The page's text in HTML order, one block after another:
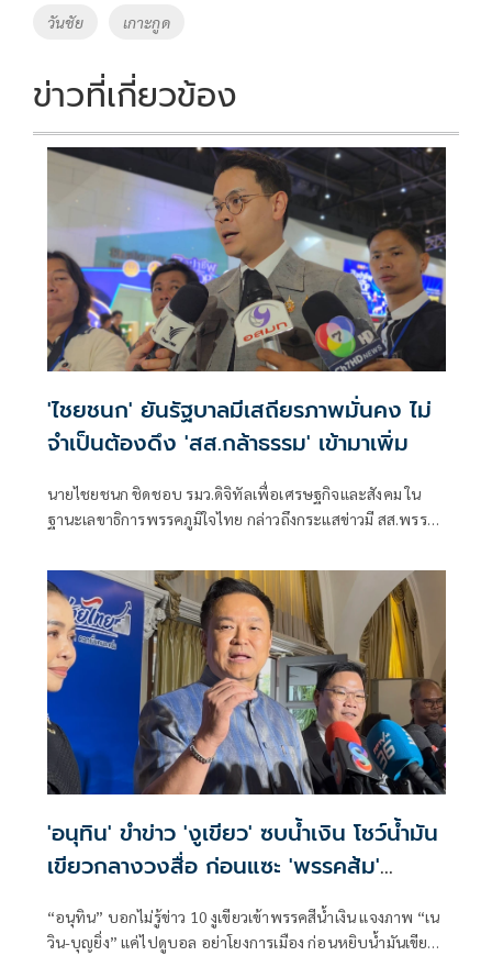
k k
วันชัย เกาะกูด
ข่าวที่เกี่ยวข้อง
'ไชยชนก' ยันรัฐบาลมีเสถียรภาพมั่นคง ไม่
จำเป็นต้องดึง 'สส.กล้าธรรม' เข้ามาเพิ่ม
นายไชยชนก ชิดชอบ รมว.ดิจิทัลเพื่อเศรษฐกิจและสังคม ใน
ฐานะเลขาธิการพรรคภูมิใจไทย กล่าวถึงกระแสข่าวมี สส.พรรค
พรรค กธ. จะย้ายไปอยู่กับพรรคภูมิใจไทยในการเลือกตั้งครั้ง
หน้า และเพื่อเติมเสียงให้รัฐบาล ว่า รัฐบาลมีเสถียรภาพและมี
ความมั่นคงมากๆ ไม่ใช่แค่เพียงพรรคเรา แต่เรายังมีพรรคร่วม
รัฐบาลเป็นพันธมิตร เพราะฉะนั้นในเรื่องเสถียรภาพตนคิดว่ามี
ส่วนที่มีการถามเมื่อสักครู่ว่ามีการเติมเสียงนั้นตนไม่ได้ยิน
'อนุทิน' ขำข่าว 'งูเขียว' ซบน้ำเงิน โชว์น้ำมัน
เขียวกลางวงสื่อ ก่อนแซะ 'พรรคส้ม'
“อนุทิน” บอกไม่รู้ข่าว 10 งูเขียวเข้าพรรคสีน้ำเงิน แจงภาพ “เน
วิน-บุญยิ่ง” แค่ไปดูบอล อย่าโยงการเมือง ก่อนหยิบน้ำมันเขียว